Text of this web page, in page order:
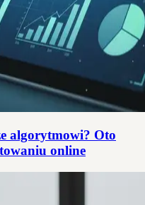
algorytmowi? Oto
online